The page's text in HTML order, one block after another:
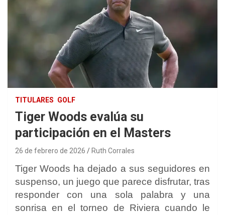
TITULARES GOLF
Tiger Woods evalúa su
participación en el Masters
26 de febrero de 2026 Ruth Corrales
Tiger Woods ha dejado a sus seguidores en
suspenso, un juego que parece disfrutar, tras
responder con una sola palabra y una
sonrisa en el torneo de Riviera cuando le